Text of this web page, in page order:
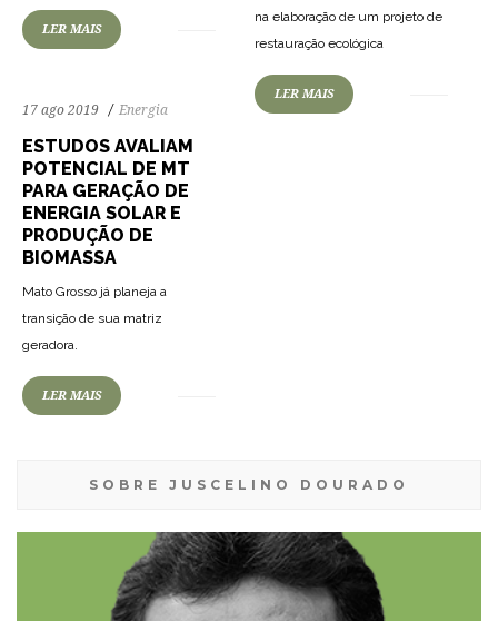
LER MAIS
na elaboração de um projeto de
restauração ecológica
LER MAIS
17 ago 2019 Energia
ESTUDOS AVALIAM
POTENCIAL DE MT
PARA GERAÇÃO DE
ENERGIA SOLAR E
PRODUÇÃO DE
BIOMASSA
Mato Grosso já planeja a
transição de sua matriz
geradora.
LER MAIS
SOBRE JUSCELINO DOURADO